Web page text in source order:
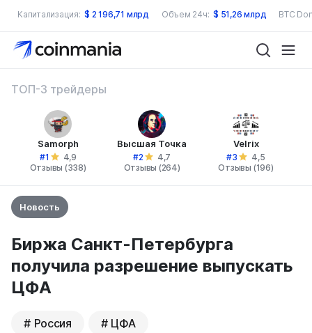
Капитализация: $ 2 196,71 млрд Объем 24ч: $ 51,26 млрд BTC
ТОП-3 трейдеры
Samorph
#1
4,9
Отзывы (338)
Высшая Точка
#2
4,7
Отзывы (264)
Velrix
#3
4,5
Отзывы (196)
Новость
Биржа Санкт-Петербурга
получила разрешение выпускать
ЦФА
Россия ЦФА